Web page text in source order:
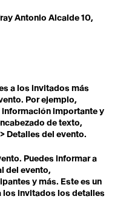
Antonio Alcalde 10,
a los invitados más
Por ejemplo,
importante y
de texto,
Detalles del evento.
Puedes informar a
del evento,
y más. Este es un
los invitados los detalles